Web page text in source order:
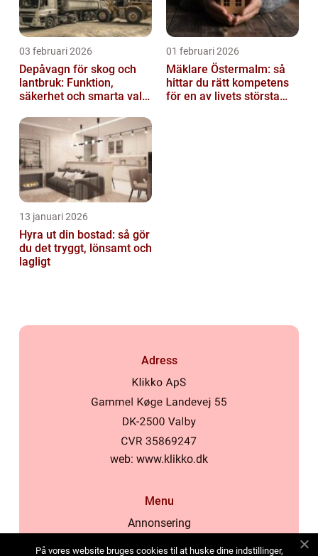
03 februari 2026
Depåvagn för skog och
lantbruk: Funktion,
säkerhet och smarta val
01 februari 2026
Mäklare Östermalm: så
hittar du rätt kompetens
för en av livets största
13 januari 2026
Hyra ut din bostad: så gör
du det tryggt, lönsamt och
lagligt
Adress
web: www.klikko.dk
Menu
Annonsering
På vores website bruges cookies til at huske dine indstillinger,